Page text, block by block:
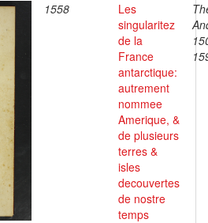
1558
Les
singularitez
de la
France
antarctique:
autrement
nommee
Amerique, &
de plusieurs
terres &
isles
decouvertes
de nostre
temps